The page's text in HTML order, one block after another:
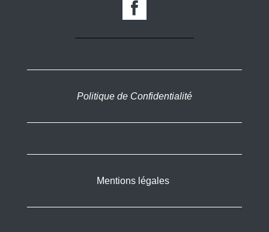
Politique de Confidentialité
Mentions légales